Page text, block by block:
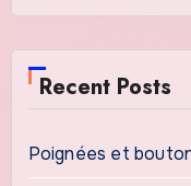
Recent Posts
Poignées et